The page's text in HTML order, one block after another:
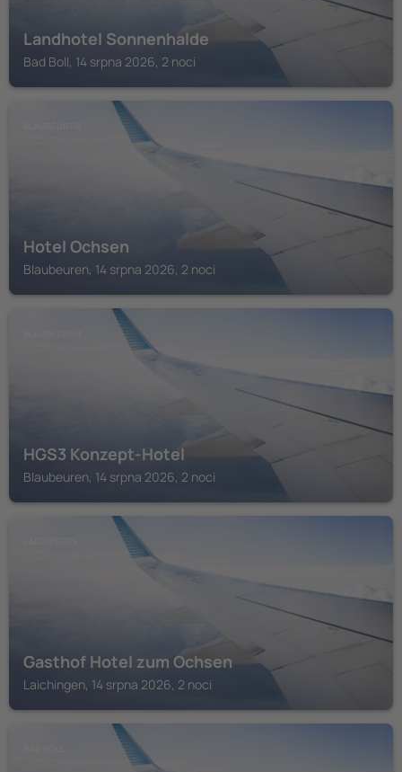
Landhotel Sonnenhalde
Bad Boll, 14 srpna 2026, 2 noci
Hotel Ochsen
Blaubeuren, 14 srpna 2026, 2 noci
HGS3 Konzept-Hotel
Blaubeuren, 14 srpna 2026, 2 noci
Gasthof Hotel zum Ochsen
Laichingen, 14 srpna 2026, 2 noci